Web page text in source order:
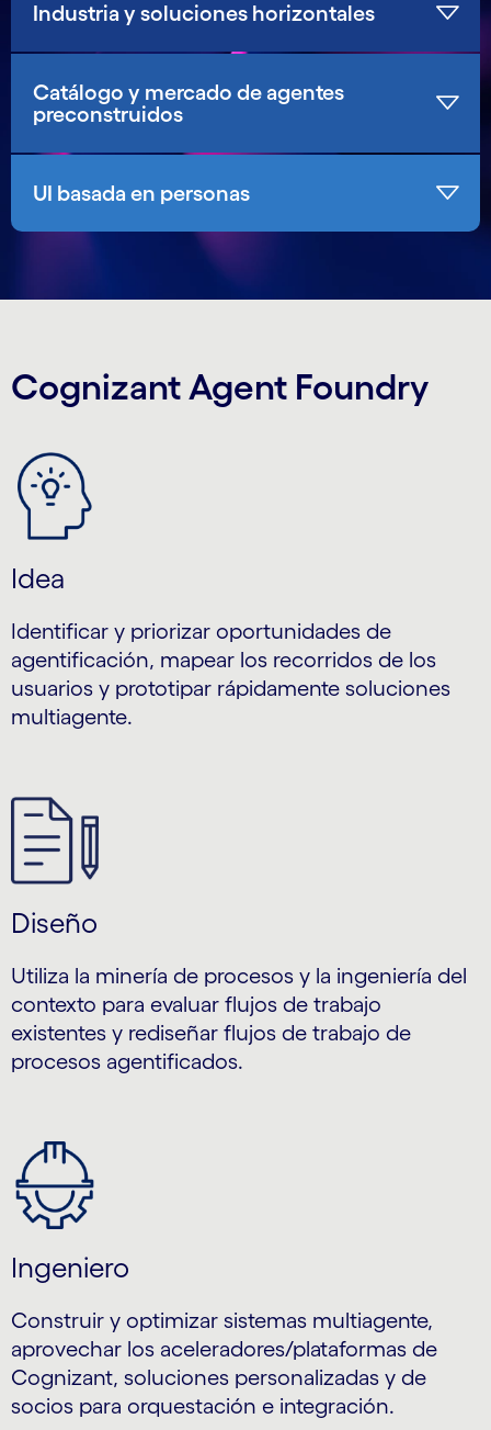
Industria y soluciones horizontales
Catálogo y mercado de agentes
preconstruidos
UI basada en personas
Cognizant Agent Foundry
Idea
Identificar y priorizar oportunidades de
agentificación, mapear los recorridos de los
usuarios y prototipar rápidamente soluciones
multiagente.
Diseño
Utiliza la minería de procesos y la ingeniería del
contexto para evaluar flujos de trabajo
existentes y rediseñar flujos de trabajo de
procesos agentificados.
Ingeniero
Construir y optimizar sistemas multiagente,
aprovechar los aceleradores/plataformas de
Cognizant, soluciones personalizadas y de
socios para orquestación e integración.